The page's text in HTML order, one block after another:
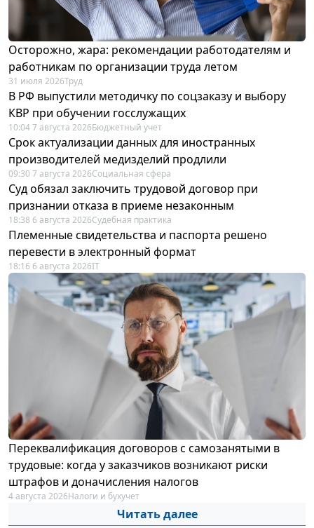
Осторожно, жара: рекомендации работодателям и
работникам по организации труда летом
31 июля 2026Труд
В РФ выпустили методичку по соцзаказу и выбору
КВР при обучении госслужащих
10:04 7 августа 2026Бюджетный учет
Срок актуализации данных для иностранных
производителей медизделий продлили
09:30 7 августа 2026Социальная сфера
Суд обязал заключить трудовой договор при
признании отказа в приеме незаконным
18:38 6 августа 2026Судебная практика
Племенные свидетельства и паспорта решено
перевести в электронный формат
18:16 6 августа 2026IT
Переквалификация договоров с самозанятыми в
трудовые: когда у заказчиков возникают риски
штрафов и доначисления налогов
4 августа 2026Налоги и бухучет
Читать далее